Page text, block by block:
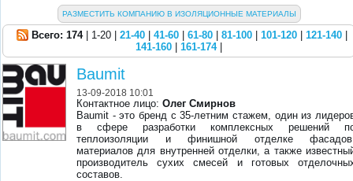
РАЗМЕСТИТЬ КОМПАНИЮ В ИЗОЛЯЦИОННЫЕ МАТЕРИАЛЫ
Всего: 174| 1-20 | 21-40 41-60 61-80 81-100 101-120 121-140
141-160
161-174|
Baumit
13-09-2018 10:01
Контактное лицо:Олег Смирнов
Baumit - это бренд с 35-летним стажем, один из
в сфере разработки комплексных решений
теплоизоляции и финишной отделке
материалов для внутренней отделки, а также
производитель сухих смесей и готовых
составов.